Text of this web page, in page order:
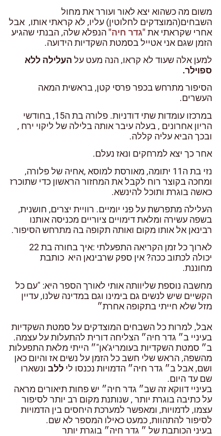
משום מה כשהוא יצא לאור ועורר את מחול
השבחים(המוצדקים לחלוטין) עליו, לא קראתי אותו, אבל
אחרי שקראתי את"גדר חיה" הנפלא שלה, הבנתי שהגיע
הזמן שגם אני אטייל בסמטת השקדיות הידועה.
למען אלה שעוד לא קראו, הנה מעט על העלילה ללא
ספוילר.
הסיפור מתרחש בכפר פרסי קטן, בראשית המאה
העשרים.
במרכזו עומדות שתי דודניות. פלורה בת ה15, בחודשי
הריון אחרונים , בעלה עיבר אותה בלילה של ליקוי ירח ,
ובכך הביא עליה קללה.
אחר כך יצא למרחקים ונאז נעלם.
נזי בת ה11 יתומה, מאורסת למוסא ,אחיה של פלורה,
ומחכה בקוצר רוח לקבל את המחזור הראשון כדי שתוכרז
כאשה בוגרת ותוכל להינשא.
העלילה מתפרשת על פני יומיים. רוויית יצרים, חושנית,
בשפה עשירה ומלאת דימויים ציוריים מכניסה אותנו
רבינאן אל אותו מקום ואותה תקופה בה מתרחש הסיפור.
לארוך כל זמן הקריאה התפעלתי :איך בחורה בת 22
יכולה לכתוב ככה? אין ספק שרבינאן היא כותבת
מחוננת.
מחשבה נוספת שליוותה אותי לאורך הספר היא: "עם כל
הקשיים שיש לנשים גם בימינו וגם במדינה שלנו, עדיין
מזל שלא חייתי בתקופה אחרת״
אבל, למרות כל השבחים המוצדקים על סמטת השקדיות
בעיניי ב״ גדר חיה״ הצליחה דורית להתעלות על עצמה.
ב״ סמטת השקדיות בעומריג'אן"״ הייתי מלאת התפעלות
מהשפה, הראש שלי חשב כל הזמן על נשים אז והיום כאן
ושם, אבל ב״ גדר חיה״ הדמויות נכנסו לי ללב ונשארו
שם עד היום.
בעיניי דווקא זה שב״ גדר חיה״ יש פחות תיאורים מראה
על כתיבה בוגרת יותר , שנותנת מקום רב יותר לסיפור
עצמו, לדמויות, ומאפשר למערכת היחסים בין הדמויות
לסיפור להתהוות, כמעט כאילו המספר לא שם.
בעיני הכותבת של ״ גדר חיה״ בוגרת יותר